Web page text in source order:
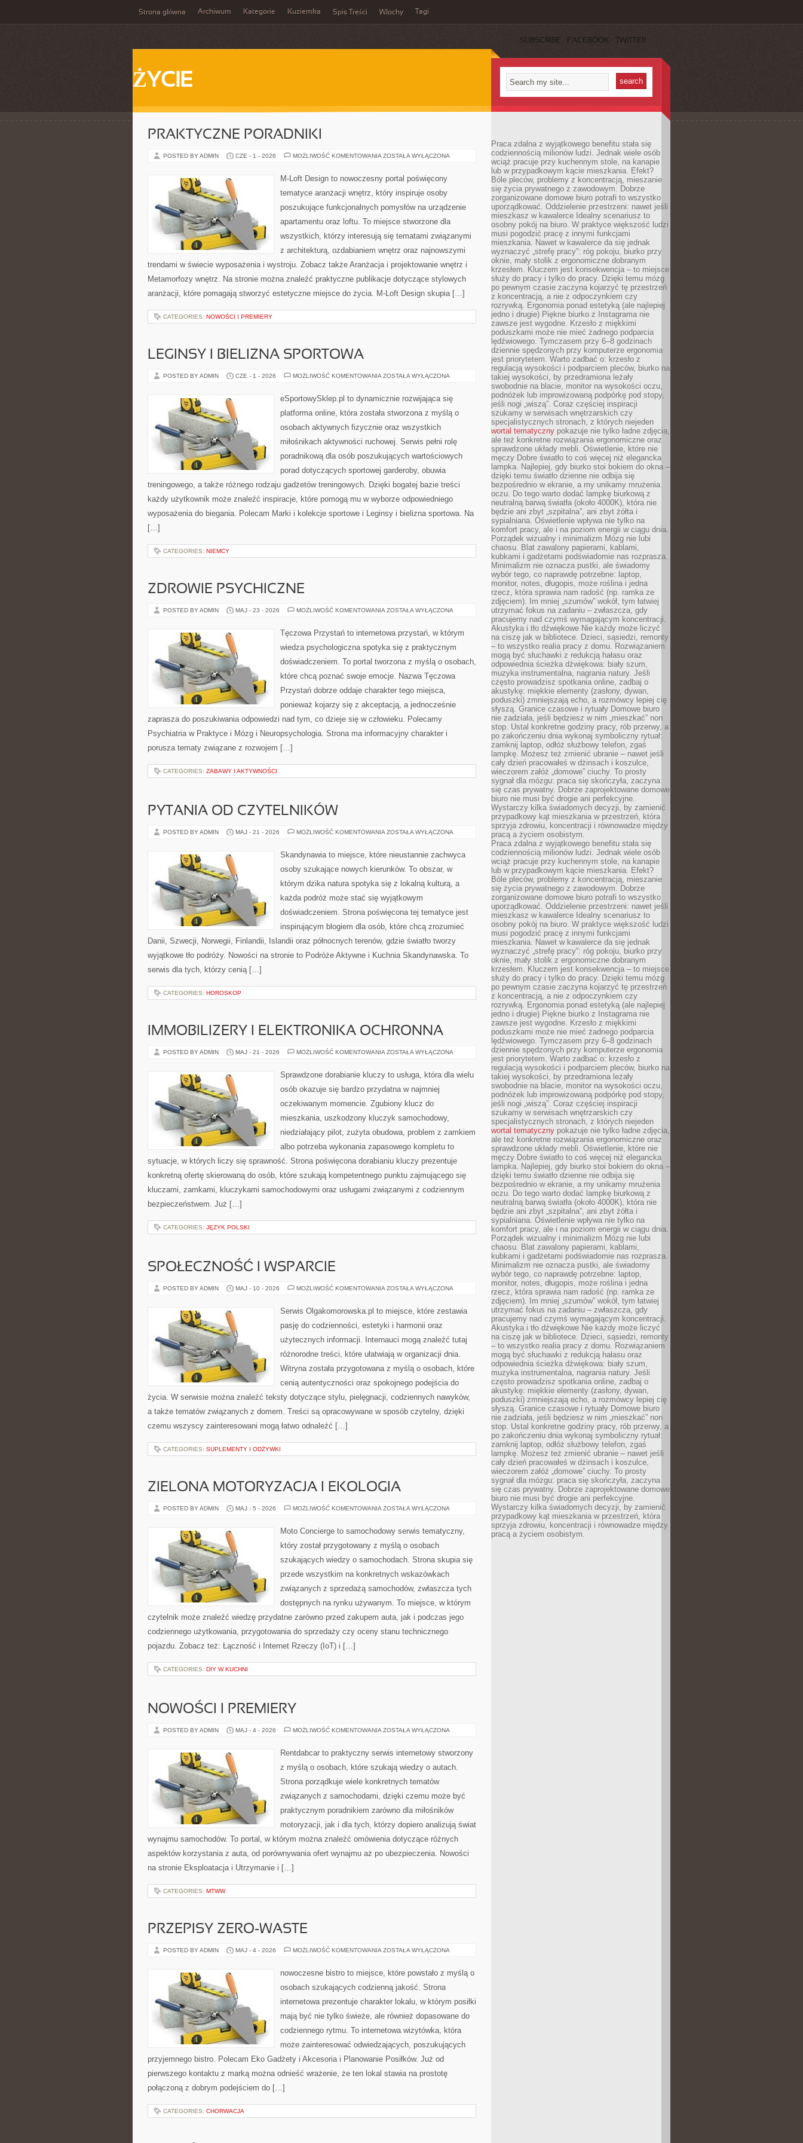
Strona główna Archiwum Kategorie Kuziemka Spis Treści Włochy Tagi
SUBSCRIBE FACEBOOK TWITTER
ŻYCIE
PRAKTYCZNE PORADNIKI
POSTED BY ADMIN CZE - 1 - 2026 MOŻLIWOŚĆ KOMENTOWANIA PRAKTYCZNE
ZOSTAŁA WYŁĄCZONA
M-Loft Design to nowoczesny portal poświęcony
tematyce aranżacji wnętrz, który inspiruje osoby
poszukujące funkcjonalnych pomysłów na urządzenie
apartamentu oraz loftu. To miejsce stworzone dla
wszystkich, którzy interesują się tematami związanymi
z architekturą, ozdabianiem wnętrz oraz najnowszymi
trendami w świecie wyposażenia i wystroju. Zobacz także Aranżacja i projektowanie wnętrz i
Metamorfozy wnętrz. Na stronie można znaleźć praktyczne publikacje dotyczące stylowych
aranżacji, które pomagają stworzyć estetyczne miejsce do życia. M-Loft Design skupia […]
CATEGORIES: NOWOŚCI I PREMIERY
LEGINSY I BIELIZNA SPORTOWA
POSTED BY ADMIN CZE - 1 - 2026 MOŻLIWOŚĆ KOMENTOWANIA LEGINSY
SPORTOWA
ZOSTAŁA WYŁĄCZONA
eSportowySklep.pl to dynamicznie rozwijająca się
platforma online, która została stworzona z myślą o
osobach aktywnych fizycznie oraz wszystkich
miłośnikach aktywności ruchowej. Serwis pełni rolę
poradnikową dla osób poszukujących wartościowych
porad dotyczących sportowej garderoby, obuwia
treningowego, a także różnego rodzaju gadżetów treningowych. Dzięki bogatej bazie treści
każdy użytkownik może znaleźć inspiracje, które pomogą mu w wyborze odpowiedniego
wyposażenia do biegania. Polecam Marki i kolekcje sportowe i Leginsy i bielizna sportowa. Na
[…]
CATEGORIES: NIEMCY
ZDROWIE PSYCHICZNE
POSTED BY ADMIN MAJ - 23 - 2026 MOŻLIWOŚĆ KOMENTOWANIA ZDROWIE
ZOSTAŁA WYŁĄCZONA
Tęczowa Przystań to internetowa przystań, w którym
wiedza psychologiczna spotyka się z praktycznym
doświadczeniem. To portal tworzona z myślą o osobach,
które chcą poznać swoje emocje. Nazwa Tęczowa
Przystań dobrze oddaje charakter tego miejsca,
ponieważ kojarzy się z akceptacją, a jednocześnie
zaprasza do poszukiwania odpowiedzi nad tym, co dzieje się w człowieku. Polecamy
Psychiatria w Praktyce i Mózg i Neuropsychologia. Strona ma informacyjny charakter i
porusza tematy związane z rozwojem […]
CATEGORIES: ZABAWY I AKTYWNOŚCI
PYTANIA OD CZYTELNIKÓW
POSTED BY ADMIN MAJ - 21 - 2026 MOŻLIWOŚĆ KOMENTOWANIA PYTANIA
ZOSTAŁA WYŁĄCZONA
Skandynawia to miejsce, które nieustannie zachwyca
osoby szukające nowych kierunków. To obszar, w
którym dzika natura spotyka się z lokalną kulturą, a
każda podróż może stać się wyjątkowym
doświadczeniem. Strona poświęcona tej tematyce jest
inspirującym blogiem dla osób, które chcą zrozumieć
Danii, Szwecji, Norwegii, Finlandii, Islandii oraz północnych terenów, gdzie światło tworzy
wyjątkowe tło podróży. Nowości na stronie to Podróże Aktywne i Kuchnia Skandynawska. To
serwis dla tych, którzy cenią […]
CATEGORIES: HOROSKOP
IMMOBILIZERY I ELEKTRONIKA OCHRONNA
POSTED BY ADMIN MAJ - 21 - 2026 MOŻLIWOŚĆ KOMENTOWANIA IMMOBILIZERY
OCHRONNA
ZOSTAŁA WYŁĄCZONA
Sprawdzone dorabianie kluczy to usługa, która dla wielu
osób okazuje się bardzo przydatna w najmniej
oczekiwanym momencie. Zgubiony klucz do
mieszkania, uszkodzony kluczyk samochodowy,
niedziałający pilot, zużyta obudowa, problem z zamkiem
albo potrzeba wykonania zapasowego kompletu to
sytuacje, w których liczy się sprawność. Strona poświęcona dorabianiu kluczy prezentuje
konkretną ofertę skierowaną do osób, które szukają kompetentnego punktu zajmującego się
kluczami, zamkami, kluczykami samochodowymi oraz usługami związanymi z codziennym
bezpieczeństwem. Już […]
CATEGORIES: JĘZYK POLSKI
SPOŁECZNOŚĆ I WSPARCIE
POSTED BY ADMIN MAJ - 10 - 2026 MOŻLIWOŚĆ KOMENTOWANIA SPOŁECZNOŚĆ
ZOSTAŁA WYŁĄCZONA
Serwis Olgakomorowska.pl to miejsce, które zestawia
pasję do codzienności, estetyki i harmonii oraz
użytecznych informacji. Internauci mogą znaleźć tutaj
różnorodne treści, które ułatwiają w organizacji dnia.
Witryna została przygotowana z myślą o osobach, które
cenią autentyczności oraz spokojnego podejścia do
życia. W serwisie można znaleźć teksty dotyczące stylu, pielęgnacji, codziennych nawyków,
a także tematów związanych z domem. Treści są opracowywane w sposób czytelny, dzięki
czemu wszyscy zainteresowani mogą łatwo odnaleźć […]
CATEGORIES: SUPLEMENTY I ODŻYWKI
ZIELONA MOTORYZACJA I EKOLOGIA
POSTED BY ADMIN MAJ - 5 - 2026 MOŻLIWOŚĆ KOMENTOWANIA ZIELONA
ZOSTAŁA WYŁĄCZONA
Moto Concierge to samochodowy serwis tematyczny,
który został przygotowany z myślą o osobach
szukających wiedzy o samochodach. Strona skupia się
przede wszystkim na konkretnych wskazówkach
związanych z sprzedażą samochodów, zwłaszcza tych
dostępnych na rynku używanym. To miejsce, w którym
czytelnik może znaleźć wiedzę przydatne zarówno przed zakupem auta, jak i podczas jego
codziennego użytkowania, przygotowania do sprzedaży czy oceny stanu technicznego
pojazdu. Zobacz też: Łączność i Internet Rzeczy (IoT) i […]
CATEGORIES: DIY W KUCHNI
NOWOŚCI I PREMIERY
POSTED BY ADMIN MAJ - 4 - 2026 MOŻLIWOŚĆ KOMENTOWANIA NOWOŚCI
ZOSTAŁA WYŁĄCZONA
Rentdabcar to praktyczny serwis internetowy stworzony
z myślą o osobach, które szukają wiedzy o autach.
Strona porządkuje wiele konkretnych tematów
związanych z samochodami, dzięki czemu może być
praktycznym poradnikiem zarówno dla miłośników
motoryzacji, jak i dla tych, którzy dopiero analizują świat
wynajmu samochodów. To portal, w którym można znaleźć omówienia dotyczące różnych
aspektów korzystania z auta, od porównywania ofert wynajmu aż po ubezpieczenia. Nowości
na stronie Eksploatacja i Utrzymanie i […]
CATEGORIES: MTWW
PRZEPISY ZERO-WASTE
POSTED BY ADMIN MAJ - 4 - 2026 MOŻLIWOŚĆ KOMENTOWANIA PRZEPISY
ZOSTAŁA WYŁĄCZONA
nowoczesne bistro to miejsce, które powstało z myślą o
osobach szukających codzienną jakość. Strona
internetowa prezentuje charakter lokalu, w którym posiłki
mają być nie tylko świeże, ale również dopasowane do
codziennego rytmu. To internetowa wizytówka, która
może zainteresować odwiedzających, poszukujących
przyjemnego bistro. Polecam Eko Gadżety i Akcesoria i Planowanie Posiłków. Już od
pierwszego kontaktu z marką można odnieść wrażenie, że ten lokal stawia na prostotę
połączoną z dobrym podejściem do […]
CATEGORIES: CHORWACJA
Praca zdalna z wyjątkowego benefitu stała się
codziennością milionów ludzi. Jednak wiele osób
wciąż pracuje przy kuchennym stole, na kanapie
lub w przypadkowym kącie mieszkania. Efekt?
Bóle pleców, problemy z koncentracją, mieszanie
się życia prywatnego z zawodowym. Dobrze
zorganizowane domowe biuro potrafi to wszystko
uporządkować. Oddzielenie przestrzeni: nawet jeśli
mieszkasz w kawalerce Idealny scenariusz to
osobny pokój na biuro. W praktyce większość ludzi
musi pogodzić pracę z innymi funkcjami
mieszkania. Nawet w kawalerce da się jednak
wyznaczyć „strefę pracy”: róg pokoju, biurko przy
oknie, mały stolik z ergonomiczne dobranym
krzesłem. Kluczem jest konsekwencja – to miejsce
służy do pracy i tylko do pracy. Dzięki temu mózg
po pewnym czasie zaczyna kojarzyć tę przestrzeń
z koncentracją, a nie z odpoczynkiem czy
rozrywką. Ergonomia ponad estetyką (ale najlepiej
jedno i drugie) Piękne biurko z Instagrama nie
zawsze jest wygodne. Krzesło z miękkimi
poduszkami może nie mieć żadnego podparcia
lędźwiowego. Tymczasem przy 6–8 godzinach
dziennie spędzonych przy komputerze ergonomia
jest priorytetem. Warto zadbać o: krzesło z
regulacją wysokości i podparciem pleców, biurko na
takiej wysokości, by przedramiona leżały
swobodnie na blacie, monitor na wysokości oczu,
podnóżek lub improwizowaną podpórkę pod stopy,
jeśli nogi „wiszą”. Coraz częściej inspiracji
szukamy w serwisach wnętrzarskich czy
specjalistycznych stronach, z których niejeden
wortal tematyczny pokazuje nie tylko ładne zdjęcia,
ale też konkretne rozwiązania ergonomiczne oraz
sprawdzone układy mebli. Oświetlenie, które nie
męczy Dobre światło to coś więcej niż elegancka
lampka. Najlepiej, gdy biurko stoi bokiem do okna –
dzięki temu światło dzienne nie odbija się
bezpośrednio w ekranie, a my unikamy mrużenia
oczu. Do tego warto dodać lampkę biurkową z
neutralną barwą światła (około 4000K), która nie
będzie ani zbyt „szpitalna”, ani zbyt żółta i
sypialniana. Oświetlenie wpływa nie tylko na
komfort pracy, ale i na poziom energii w ciągu dnia.
Porządek wizualny i minimalizm Mózg nie lubi
chaosu. Blat zawalony papierami, kablami,
kubkami i gadżetami podświadomie nas rozprasza.
Minimalizm nie oznacza pustki, ale świadomy
wybór tego, co naprawdę potrzebne: laptop,
monitor, notes, długopis, może roślina i jedna
rzecz, która sprawia nam radość (np. ramka ze
zdjęciem). Im mniej „szumów” wokół, tym łatwiej
utrzymać fokus na zadaniu – zwłaszcza, gdy
pracujemy nad czymś wymagającym koncentracji.
Akustyka i tło dźwiękowe Nie każdy może liczyć
na ciszę jak w bibliotece. Dzieci, sąsiedzi, remonty
– to wszystko realia pracy z domu. Rozwiązaniem
mogą być słuchawki z redukcją hałasu oraz
odpowiednia ścieżka dźwiękowa: biały szum,
muzyka instrumentalna, nagrania natury. Jeśli
często prowadzisz spotkania online, zadbaj o
akustykę: miękkie elementy (zasłony, dywan,
poduszki) zmniejszają echo, a rozmówcy lepiej cię
słyszą. Granice czasowe i rytuały Domowe biuro
nie zadziała, jeśli będziesz w nim „mieszkać” non
stop. Ustal konkretne godziny pracy, rób przerwy, a
po zakończeniu dnia wykonaj symboliczny rytuał:
zamknij laptop, odłóż służbowy telefon, zgaś
lampkę. Możesz też zmienić ubranie – nawet jeśli
cały dzień pracowałeś w dżinsach i koszulce,
wieczorem załóż „domowe” ciuchy. To prosty
sygnał dla mózgu: praca się skończyła, zaczyna
się czas prywatny. Dobrze zaprojektowane domowe
biuro nie musi być drogie ani perfekcyjne.
Wystarczy kilka świadomych decyzji, by zamienić
przypadkowy kąt mieszkania w przestrzeń, która
sprzyja zdrowiu, koncentracji i równowadze między
pracą a życiem osobistym.
Praca zdalna z wyjątkowego benefitu stała się
codziennością milionów ludzi. Jednak wiele osób
wciąż pracuje przy kuchennym stole, na kanapie
lub w przypadkowym kącie mieszkania. Efekt?
Bóle pleców, problemy z koncentracją, mieszanie
się życia prywatnego z zawodowym. Dobrze
zorganizowane domowe biuro potrafi to wszystko
uporządkować. Oddzielenie przestrzeni: nawet jeśli
mieszkasz w kawalerce Idealny scenariusz to
osobny pokój na biuro. W praktyce większość ludzi
musi pogodzić pracę z innymi funkcjami
mieszkania. Nawet w kawalerce da się jednak
wyznaczyć „strefę pracy”: róg pokoju, biurko przy
oknie, mały stolik z ergonomiczne dobranym
krzesłem. Kluczem jest konsekwencja – to miejsce
służy do pracy i tylko do pracy. Dzięki temu mózg
po pewnym czasie zaczyna kojarzyć tę przestrzeń
z koncentracją, a nie z odpoczynkiem czy
rozrywką. Ergonomia ponad estetyką (ale najlepiej
jedno i drugie) Piękne biurko z Instagrama nie
zawsze jest wygodne. Krzesło z miękkimi
poduszkami może nie mieć żadnego podparcia
lędźwiowego. Tymczasem przy 6–8 godzinach
dziennie spędzonych przy komputerze ergonomia
jest priorytetem. Warto zadbać o: krzesło z
regulacją wysokości i podparciem pleców, biurko na
takiej wysokości, by przedramiona leżały
swobodnie na blacie, monitor na wysokości oczu,
podnóżek lub improwizowaną podpórkę pod stopy,
jeśli nogi „wiszą”. Coraz częściej inspiracji
szukamy w serwisach wnętrzarskich czy
specjalistycznych stronach, z których niejeden
wortal tematyczny pokazuje nie tylko ładne zdjęcia,
ale też konkretne rozwiązania ergonomiczne oraz
sprawdzone układy mebli. Oświetlenie, które nie
męczy Dobre światło to coś więcej niż elegancka
lampka. Najlepiej, gdy biurko stoi bokiem do okna –
dzięki temu światło dzienne nie odbija się
bezpośrednio w ekranie, a my unikamy mrużenia
oczu. Do tego warto dodać lampkę biurkową z
neutralną barwą światła (około 4000K), która nie
będzie ani zbyt „szpitalna”, ani zbyt żółta i
sypialniana. Oświetlenie wpływa nie tylko na
komfort pracy, ale i na poziom energii w ciągu dnia.
Porządek wizualny i minimalizm Mózg nie lubi
chaosu. Blat zawalony papierami, kablami,
kubkami i gadżetami podświadomie nas rozprasza.
Minimalizm nie oznacza pustki, ale świadomy
wybór tego, co naprawdę potrzebne: laptop,
monitor, notes, długopis, może roślina i jedna
rzecz, która sprawia nam radość (np. ramka ze
zdjęciem). Im mniej „szumów” wokół, tym łatwiej
utrzymać fokus na zadaniu – zwłaszcza, gdy
pracujemy nad czymś wymagającym koncentracji.
Akustyka i tło dźwiękowe Nie każdy może liczyć
na ciszę jak w bibliotece. Dzieci, sąsiedzi, remonty
– to wszystko realia pracy z domu. Rozwiązaniem
mogą być słuchawki z redukcją hałasu oraz
odpowiednia ścieżka dźwiękowa: biały szum,
muzyka instrumentalna, nagrania natury. Jeśli
często prowadzisz spotkania online, zadbaj o
akustykę: miękkie elementy (zasłony, dywan,
poduszki) zmniejszają echo, a rozmówcy lepiej cię
słyszą. Granice czasowe i rytuały Domowe biuro
nie zadziała, jeśli będziesz w nim „mieszkać” non
stop. Ustal konkretne godziny pracy, rób przerwy, a
po zakończeniu dnia wykonaj symboliczny rytuał:
zamknij laptop, odłóż służbowy telefon, zgaś
lampkę. Możesz też zmienić ubranie – nawet jeśli
cały dzień pracowałeś w dżinsach i koszulce,
wieczorem załóż „domowe” ciuchy. To prosty
sygnał dla mózgu: praca się skończyła, zaczyna
się czas prywatny. Dobrze zaprojektowane domowe
biuro nie musi być drogie ani perfekcyjne.
Wystarczy kilka świadomych decyzji, by zamienić
przypadkowy kąt mieszkania w przestrzeń, która
sprzyja zdrowiu, koncentracji i równowadze między
pracą a życiem osobistym.